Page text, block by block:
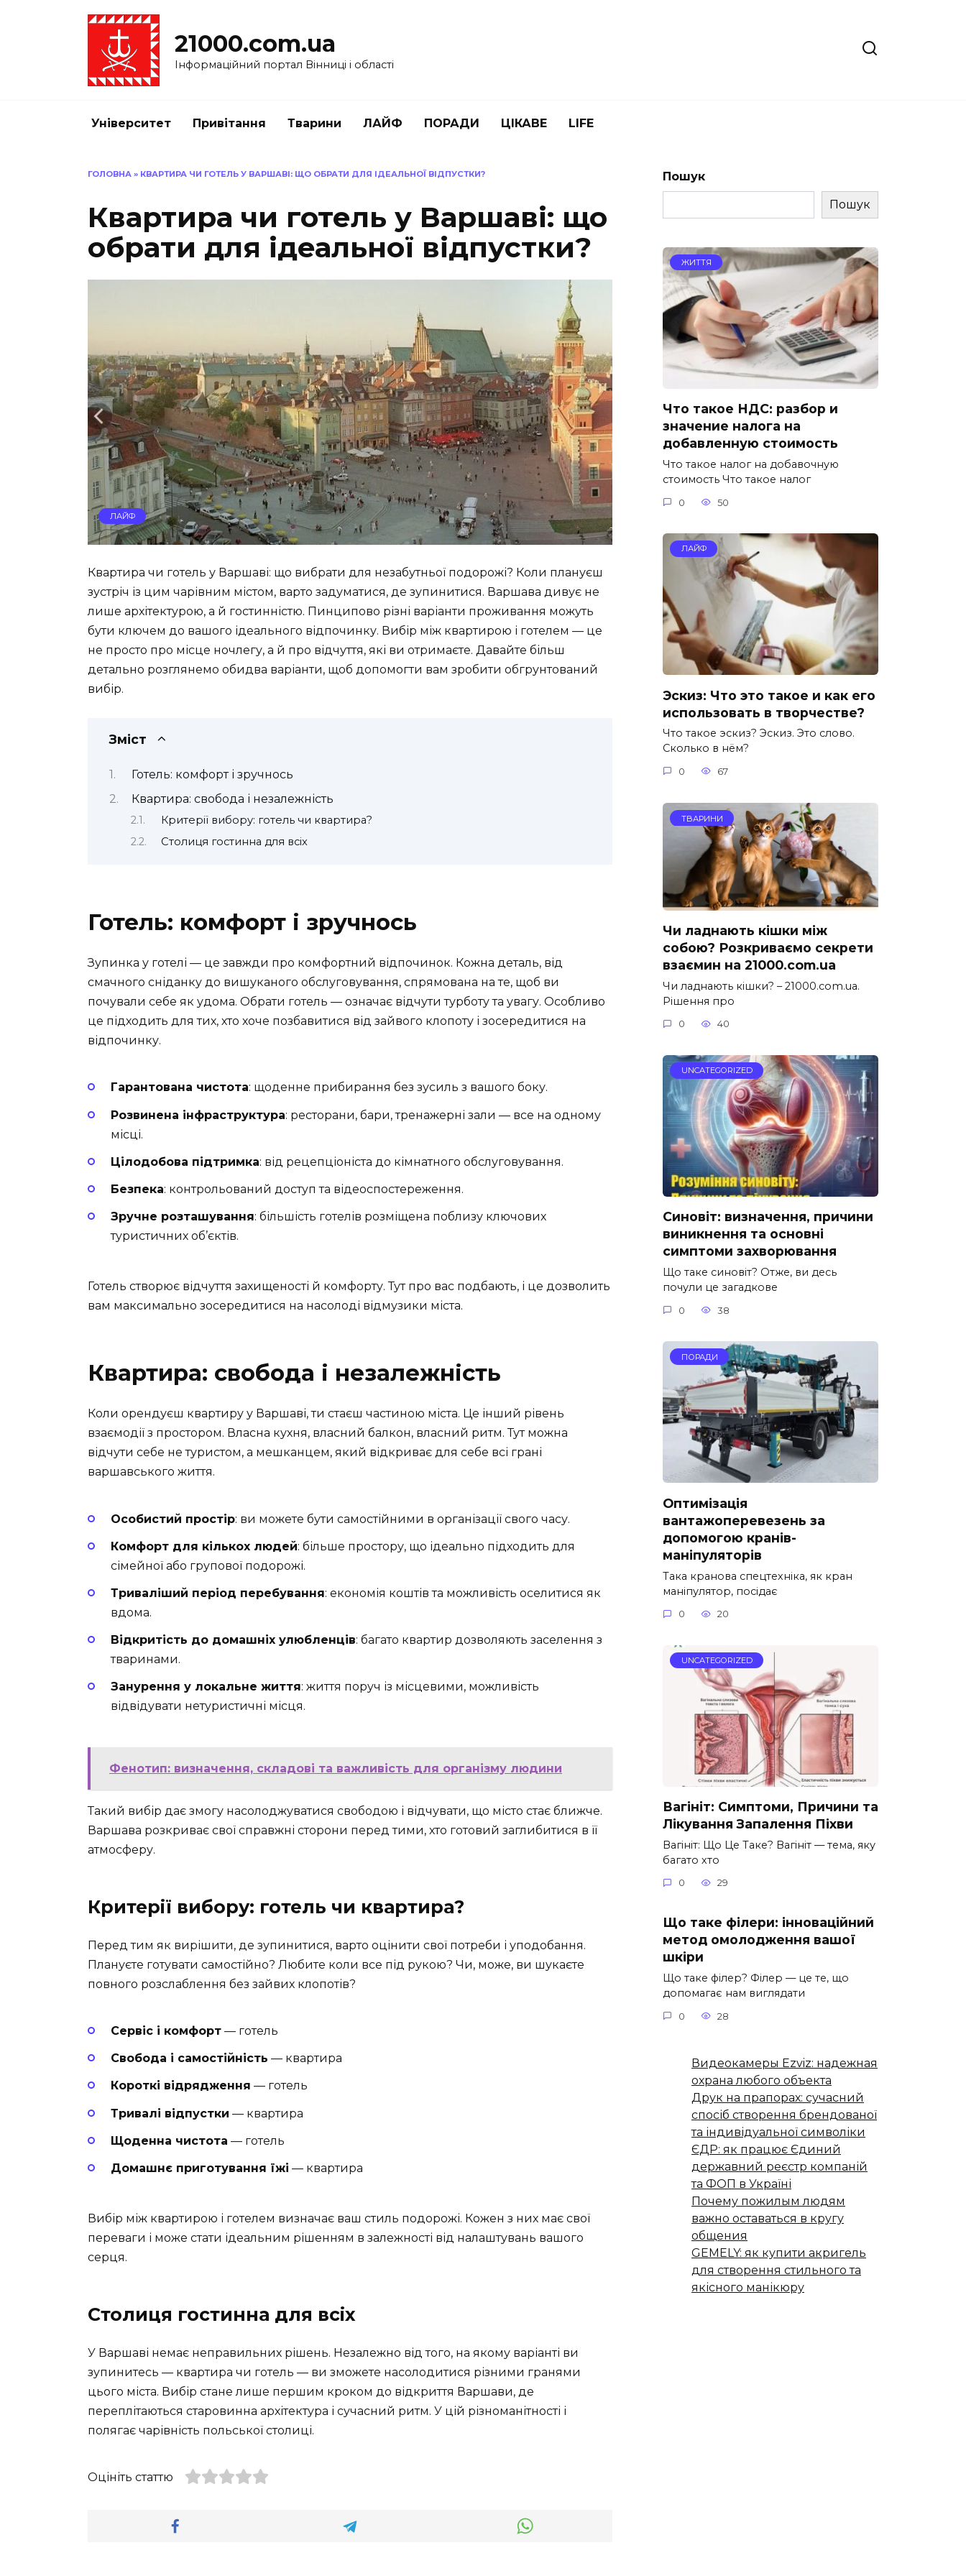
21000.com.ua
Інформаційний портал Вінниці і області
Університет Привітання Тварини ЛАЙФ ПОРАДИ ЦІКАВЕ LIFE
ГОЛОВНА » КВАРТИРА ЧИ ГОТЕЛЬ У ВАРШАВІ: ЩО ОБРАТИ ДЛЯ ІДЕАЛЬНОЇ ВІДПУСТКИ?
Квартира чи готель у Варшаві: що
обрати для ідеальної відпустки?
ЛАЙФ
Квартира чи готель у Варшаві: що вибрати для незабутньої подорожі? Коли плануєш
зустріч із цим чарівним містом, варто задуматися, де зупинитися. Варшава дивує не
лише архітектурою, а й гостинністю. Пинципово різні варіанти проживання можуть
бути ключем до вашого ідеального відпочинку. Вибір між квартирою і готелем — це
не просто про місце ночлегу, а й про відчуття, які ви отримаєте. Давайте більш
детально розглянемо обидва варіанти, щоб допомогти вам зробити обгрунтований
вибір.
Зміст
Готель: комфорт і зручнось
Квартира: свобода і незалежність
Критерії вибору: готель чи квартира?
Столиця гостинна для всіх
Готель: комфорт і зручнось
Зупинка у готелі — це завжди про комфортний відпочинок. Кожна деталь, від
смачного сніданку до вишуканого обслуговування, спрямована на те, щоб ви
почували себе як удома. Обрати готель — означає відчути турботу та увагу. Особливо
це підходить для тих, хто хоче позбавитися від зайвого клопоту і зосередитися на
відпочинку.
Гарантована чистота: щоденне прибирання без зусиль з вашого боку.
Розвинена інфраструктура: ресторани, бари, тренажерні зали — все на одному
місці.
Цілодобова підтримка: від рецепціоніста до кімнатного обслуговування.
Безпека: контрольований доступ та відеоспостереження.
Зручне розташування: більшість готелів розміщена поблизу ключових
туристичних об’єктів.
Готель створює відчуття захищеності й комфорту. Тут про вас подбають, і це дозволить
вам максимально зосередитися на насолоді відмузики міста.
Квартира: свобода і незалежність
Коли орендуєш квартиру у Варшаві, ти стаєш частиною міста. Це інший рівень
взаємодії з простором. Власна кухня, власний балкон, власний ритм. Тут можна
відчути себе не туристом, а мешканцем, який відкриває для себе всі грані
варшавського життя.
Особистий простір: ви можете бути самостійними в організації свого часу.
Комфорт для кількох людей: більше простору, що ідеально підходить для
сімейної або групової подорожі.
Триваліший період перебування: економія коштів та можливість оселитися як
вдома.
Відкритість до домашніх улюбленців: багато квартир дозволяють заселення з
тваринами.
Занурення у локальне життя: життя поруч із місцевими, можливість
відвідувати нетуристичні місця.
Фенотип: визначення, складові та важливість для організму людини
Такий вибір дає змогу насолоджуватися свободою і відчувати, що місто стає ближче.
Варшава розкриває свої справжні сторони перед тими, хто готовий заглибитися в її
атмосферу.
Критерії вибору: готель чи квартира?
Перед тим як вирішити, де зупинитися, варто оцінити свої потреби і уподобання.
Плануєте готувати самостійно? Любите коли все під рукою? Чи, може, ви шукаєте
повного розслаблення без зайвих клопотів?
Сервіс і комфорт — готель
Свобода і самостійність — квартира
Короткі відрядження — готель
Тривалі відпустки — квартира
Щоденна чистота — готель
Домашнє приготування їжі — квартира
Вибір між квартирою і готелем визначає ваш стиль подорожі. Кожен з них має свої
переваги і може стати ідеальним рішенням в залежності від налаштувань вашого
серця.
Столиця гостинна для всіх
У Варшаві немає неправильних рішень. Незалежно від того, на якому варіанті ви
зупинитесь — квартира чи готель — ви зможете насолодитися різними гранями
цього міста. Вибір стане лише першим кроком до відкриття Варшави, де
переплітаються старовинна архітектура і сучасний ритм. У цій різноманітності і
полягає чарівність польської столиці.
Оцініть статтю
Пошук
Пошук
ЖИТТЯ
Что такое НДС: разбор и
значение налога на
добавленную стоимость
Что такое налог на добавочную
стоимость Что такое налог
0 50
ЛАЙФ
Эскиз: Что это такое и как его
использовать в творчестве?
Что такое эскиз? Эскиз. Это слово.
Сколько в нём?
0 67
ТВАРИНИ
Чи ладнають кішки між
собою? Розкриваємо секрети
взаємин на 21000.com.ua
Чи ладнають кішки? – 21000.com.ua.
Рішення про
0 40
UNCATEGORIZED
Синовіт: визначення, причини
виникнення та основні
симптоми захворювання
Що таке синовіт? Отже, ви десь
почули це загадкове
0 38
ПОРАДИ
Оптимізація
вантажоперевезень за
допомогою кранів-
маніпуляторів
Така кранова спецтехніка, як кран
маніпулятор, посідає
0 20
UNCATEGORIZED
Вагініт: Симптоми, Причини та
Лікування Запалення Піхви
Вагініт: Що Це Таке? Вагініт — тема, яку
багато хто
0 29
Що таке філери: інноваційний
метод омолодження вашої
шкіри
Що таке філер? Філер — це те, що
допомагає нам виглядати
0 28
Видеокамеры Ezviz: надежная
охрана любого объекта
Друк на прапорах: сучасний
спосіб створення брендованої
та індивідуальної символіки
ЄДР: як працює Єдиний
державний реєстр компаній
та ФОП в Україні
Почему пожилым людям
важно оставаться в кругу
общения
GEMELY: як купити акригель
для створення стильного та
якісного манікюру